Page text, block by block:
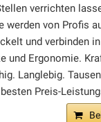
verrichten
werden von Profis
und verbinden
und Ergonomie.
Langlebig.
Preis-